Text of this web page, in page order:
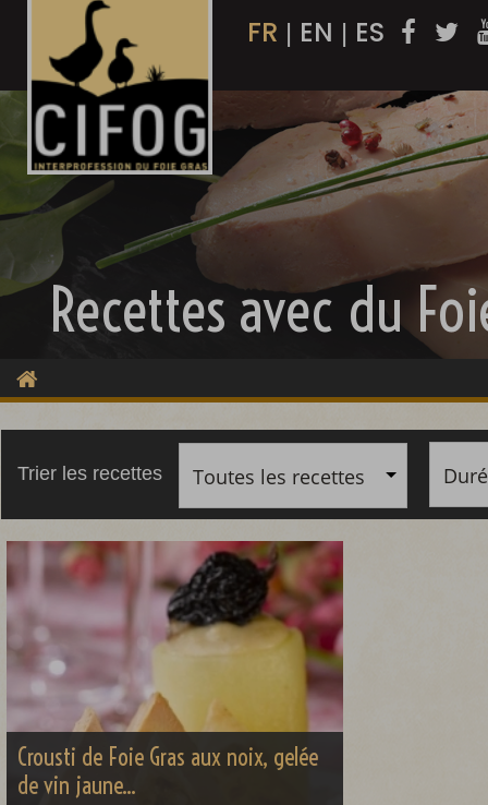
FR | EN | ES
Recettes avec du
Trier les recettes Toutes les recettes
Crousti de Foie Gras aux noix, gelée
de vin jaune...